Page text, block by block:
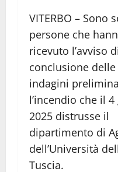
VITERBO – Sono
persone che
ricevuto l’avviso di
conclusione delle
indagini
l’incendio che il
2025 distrusse il
dipartimento di
dell’Università
Tuscia.